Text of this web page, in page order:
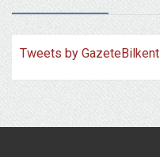
Tweets by GazeteBilkent